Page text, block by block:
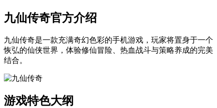
九仙传奇官方介绍
九仙传奇是一款充满奇幻色彩的手机游戏，玩家将置身于一个
恢弘的仙侠世界，体验修仙冒险、热血战斗与策略养成的完美
结合。
游戏特色大纲